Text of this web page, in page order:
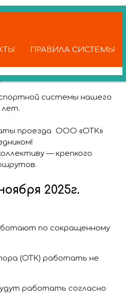
ПРАВИЛА СИСТЕМЫ
системы нашего
лет.
проезда ООО «ОТК»
— крепкого
2025г.
по сокращенному
(ОТК) работать не
работать согласно